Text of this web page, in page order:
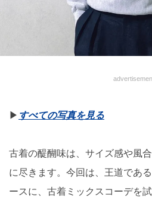
▶︎ すべての写真を見る
古着の醍醐味は、サイズ感や風
に尽きます。今回は、王道であ
ースに、古着ミックスコーデを試